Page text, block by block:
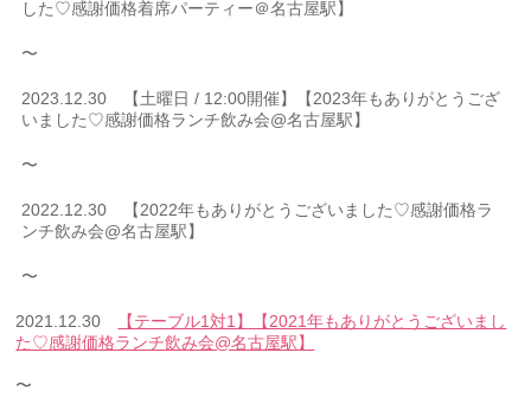
した♡感謝価格着席パーティー＠名古屋駅】
〜
2023.12.30 【土曜日 / 12:00開催】【2023年もありがとうござ
いました♡感謝価格ランチ飲み会@名古屋駅】
〜
2022.12.30 【2022年もありがとうございました♡感謝価格ラ
ンチ飲み会@名古屋駅】
〜
2021.12.30
【テーブル1対1】【2021年もありがとうございまし
た♡感謝価格ランチ飲み会@名古屋駅】
〜